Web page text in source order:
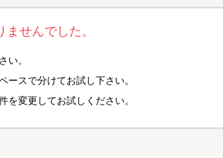
せんでした。
い。
ースで分けてお試し下さい。
変更してお試しください。